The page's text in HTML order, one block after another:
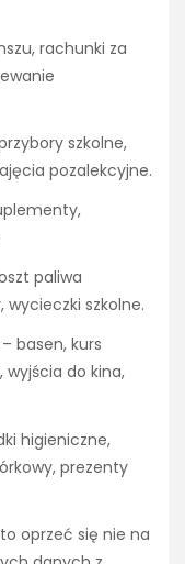
rachunki za
szkolne,
pozalekcyjne.
paliwa
wycieczki szkolne.
– basen, kurs
do kina,
higieniczne,
prezenty
oprzeć się nie na